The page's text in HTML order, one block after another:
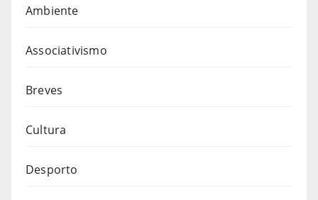
Ambiente
Associativismo
Breves
Cultura
Desporto